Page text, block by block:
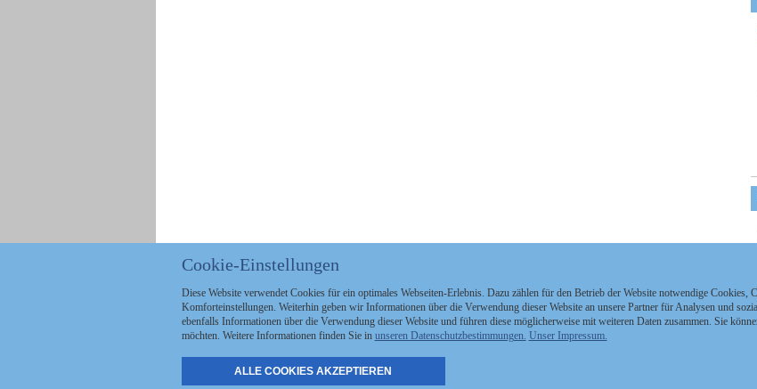
Politik Stellenmarkt Anzeigen Staatszeitung
Cookie-Einstellungen
Diese Website verwendet Cookies für ein optimales Webseiten-Erlebnis. Dazu zählen für den Betrieb der Website notwendige
Komforteinstellungen. Weiterhin geben wir Informationen über die Verwendung dieser Website an unsere Partner für Analysen und
ebenfalls Informationen über die Verwendung dieser Website und führen diese möglicherweise mit weiteren Daten zusammen. Sie
möchten. Weitere Informationen finden Sie in unseren Datenschutzbestimmungen. Unser Impressum.
ALLE COOKIES AKZEPTIEREN